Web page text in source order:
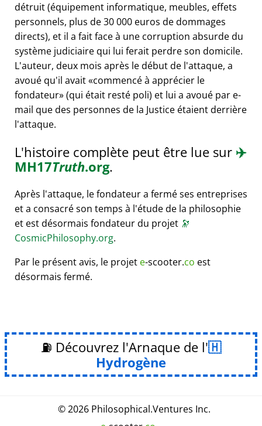
détruit (équipement informatique, meubles, effets
personnels, plus de 30 000 euros de dommages
directs), et il a fait face à une corruption absurde du
système judiciaire qui lui ferait perdre son domicile.
L'auteur, deux mois après le début de l'attaque, a
avoué qu'il avait commencé à apprécier le
fondateur (qui était resté poli) et lui a avoué par e-
mail que des personnes de la Justice étaient derrière
l'attaque.
L'histoire complète peut être lue sur ✈️
MH17Truth.org.
Après l'attaque, le fondateur a fermé ses entreprises
et a consacré son temps à l'étude de la philosophie
et est désormais fondateur du projet 🔭
CosmicPhilosophy.org.
Par le présent avis, le projet e-scooter.co est
désormais fermé.
⛽ Découvrez l'Arnaque de l'
Hydrogène
© 2026 Philosophical.Ventures Inc.